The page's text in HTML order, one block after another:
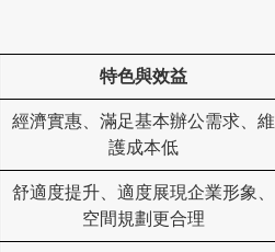
特色與效益
經濟實惠、滿足基本辦公需求、維
護成本低
舒適度提升、適度展現企業形象、
空間規劃更合理